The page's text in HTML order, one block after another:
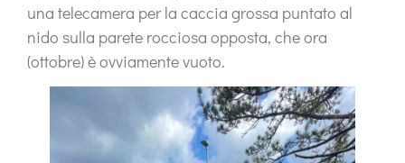
una telecamera per la caccia grossa puntato al
nido sulla parete rocciosa opposta, che ora
(ottobre) è ovviamente vuoto.